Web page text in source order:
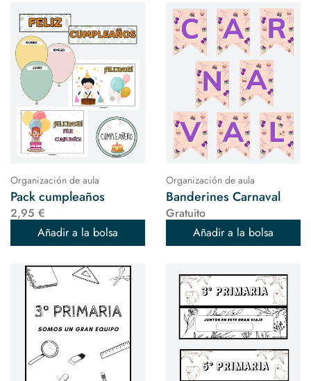
Organización de aula
Pack cumpleaños
2,95 €
Añadir a la bolsa
Organización de aula
Banderines Carnaval
Gratuito
Añadir a la bolsa